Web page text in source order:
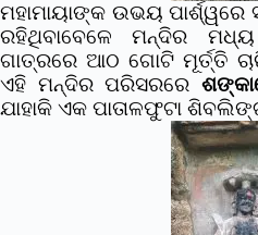
ମହାମାୟାଙ୍କ ଉଭୟ ପାର୍ଶ୍ୱରେ
ରହିଥିବାବେଳେ ମନ୍ଦିର
ଗାତ୍ରରେ ଆଠ ଗୋଟି ମୂର୍ତ୍ତି
ଏହି ମନ୍ଦିର ପରିସରରେ
ଯାହାକି ଏକ ପାତାଳଫୁଟା